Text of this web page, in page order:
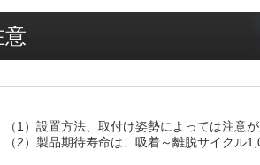
意
（1）設置方法、取付け姿勢によっては注意
（2）製品期待寿命は、吸着～離脱サイクル